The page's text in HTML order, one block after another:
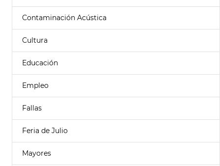
Contaminación Acústica
Cultura
Educación
Empleo
Fallas
Feria de Julio
Mayores